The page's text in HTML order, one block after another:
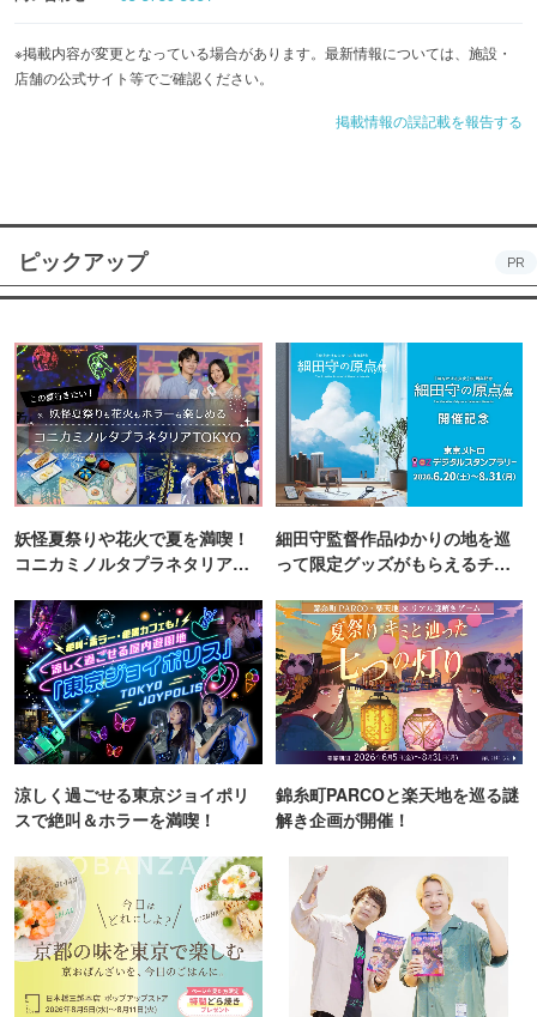
※掲載内容が変更となっている場合があります。最新情報については、施設・
店舗の公式サイト等でご確認ください。
掲載情報の誤記載を報告する
ピックアップ PR
妖怪夏祭りや花火で夏を満喫！
コニカミノルタプラネタリア
細田守監督作品ゆかりの地を巡
って限定グッズがもらえるチャ
涼しく過ごせる東京ジョイポリ
スで絶叫＆ホラーを満喫！
錦糸町PARCOと楽天地を巡る謎
解き企画が開催！